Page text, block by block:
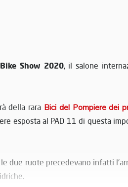
Show 2020, il salone
della rara Bici del Pompiere dei
esposta al PAD 11 di questa
due ruote precedevano infatti